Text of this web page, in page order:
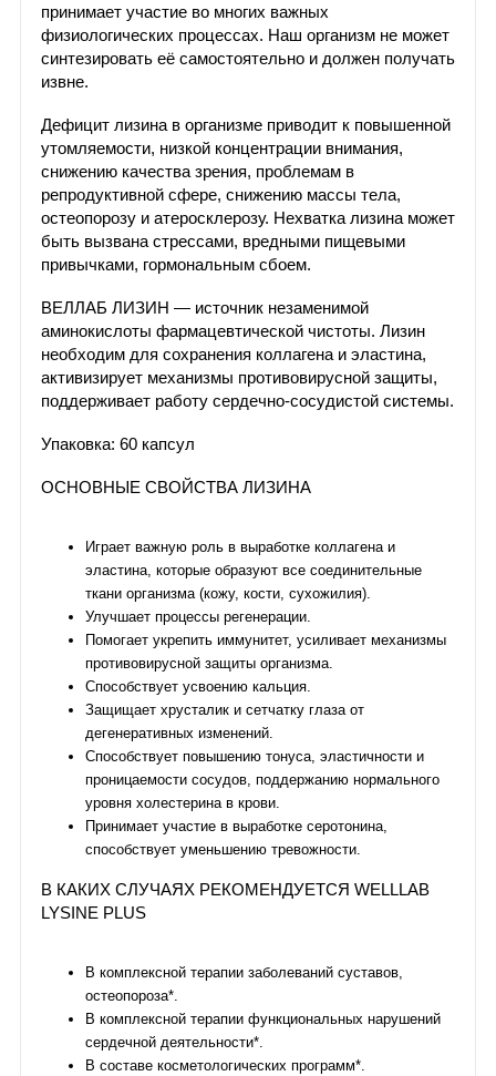
принимает участие во многих важных
физиологических процессах. Наш организм не может
синтезировать её самостоятельно и должен получать
извне.
Дефицит лизина в организме приводит к повышенной
утомляемости, низкой концентрации внимания,
снижению качества зрения, проблемам в
репродуктивной сфере, снижению массы тела,
остеопорозу и атеросклерозу. Нехватка лизина может
быть вызвана стрессами, вредными пищевыми
привычками, гормональным сбоем.
ВЕЛЛАБ ЛИЗИН — источник незаменимой
аминокислоты фармацевтической чистоты. Лизин
необходим для сохранения коллагена и эластина,
активизирует механизмы противовирусной защиты,
поддерживает работу сердечно-сосудистой системы.
Упаковка: 60 капсул
ОСНОВНЫЕ СВОЙСТВА ЛИЗИНА
Играет важную роль в выработке коллагена и
эластина, которые образуют все соединительные
ткани организма (кожу, кости, сухожилия).
Улучшает процессы регенерации.
Помогает укрепить иммунитет, усиливает механизмы
противовирусной защиты организма.
Способствует усвоению кальция.
Защищает хрусталик и сетчатку глаза от
дегенеративных изменений.
Способствует повышению тонуса, эластичности и
проницаемости сосудов, поддержанию нормального
уровня холестерина в крови.
Принимает участие в выработке серотонина,
способствует уменьшению тревожности.
В КАКИХ СЛУЧАЯХ РЕКОМЕНДУЕТСЯ WELLLAB
LYSINE PLUS
В комплексной терапии заболеваний суставов,
остеопороза*.
В комплексной терапии функциональных нарушений
сердечной деятельности*.
В составе косметологических программ*.